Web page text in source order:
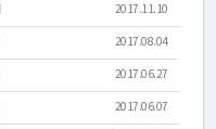
2017.11.10
2017.08.04
2017.06.27
2017.06.07